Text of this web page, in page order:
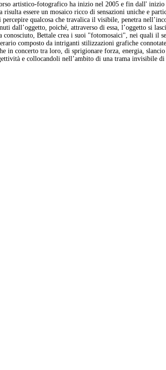
artistico-fotografico ha inizio nel 2005 e fin dall'
essere un mosaico ricco di sensazioni uniche e
qualcosa che travalica il visibile, penetra
dall’oggetto, poiché, attraverso di essa, l’oggetto si
Bettale crea i suoi "fotomosaici", nei quali il
composto da intriganti stilizzazioni grafiche
in concerto tra loro, di sprigionare forza, energia,
e collocandoli nell’ambito di una trama invisibile